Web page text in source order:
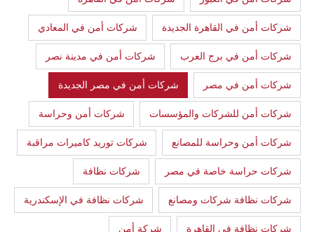
شركات أمن في القاهرة الجديدة شركات أمن في المعادي
شركات أمن في برج العرب شركات أمن في مدينة نصر
شركات أمن في مصر شركات أمن في مصر الجديدة
شركات أمن للشركات والمؤسسات شركات أمن وحراسة
شركات أمن وحراسة للمصانع شركات توريد كاميرات مراقبة
شركات حراسة خاصة في مصر شركات نظافة
شركات نظافة شركات ومصانع شركات نظافة في الإسكندرية
شركات نظافة في القاهرة شركة أمن